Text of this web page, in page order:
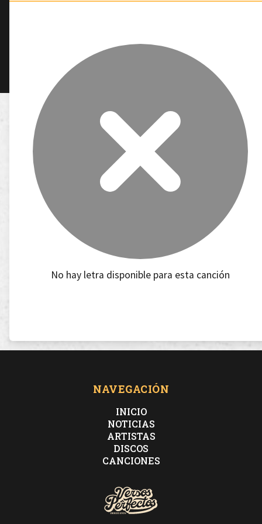
No hay letra disponible para esta canción
NAVEGACIÓN
INICIO
NOTICIAS
ARTISTAS
DISCOS
CANCIONES